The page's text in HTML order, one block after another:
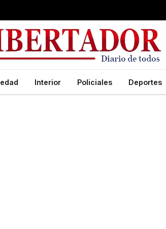
Interior Policiales Deportes